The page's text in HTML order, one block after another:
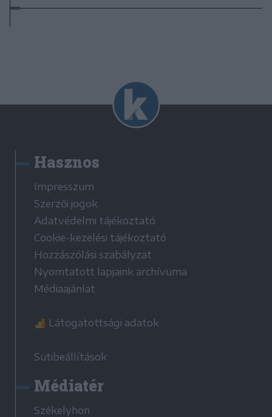
Hasznos
Impresszum
Szerzői jogok
Adatvédelmi tájékoztató
Cookie-kezelési tájékoztató
Hozzászólási szabályzat
Nyomtatott lapjaink archívuma
Médiaajánlat
Látogatottsági adatok
Sütibeállítások
Médiatér
Székelyhon